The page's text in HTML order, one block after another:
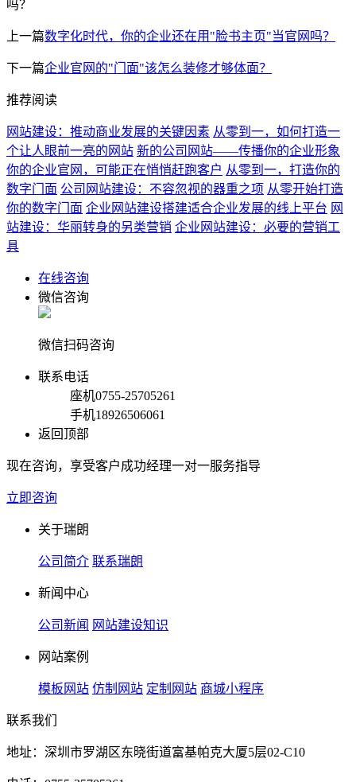
吗？
上一篇数字化时代，你的企业还在用"脸书主页"当官网吗？
下一篇企业官网的"门面"该怎么装修才够体面？
推荐阅读
网站建设：推动商业发展的关键因素 从零到一，如何打造一
个让人眼前一亮的网站 新的公司网站——传播你的企业形象
你的企业官网，可能正在悄悄赶跑客户 从零到一，打造你的
数字门面 公司网站建设：不容忽视的器重之项 从零开始打造
你的数字门面 企业网站建设搭建适合企业发展的线上平台 网
站建设：华丽转身的另类营销 企业网站建设：必要的营销工
具
在线咨询
微信咨询
微信扫码咨询
联系电话
座机0755-25705261
手机18926506061
返回顶部
现在咨询，享受客户成功经理一对一服务指导
立即咨询
关于瑞朗
公司简介 联系瑞朗
新闻中心
公司新闻 网站建设知识
网站案例
模板网站 仿制网站 定制网站 商城小程序
联系我们
地址：深圳市罗湖区东晓街道富基帕克大厦5层02-C10